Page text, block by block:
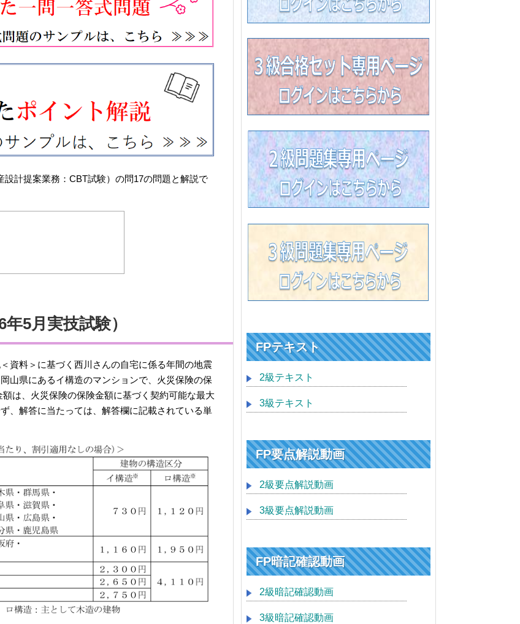
計提案業務：CBT試験）の問17の問題と解説で
5月実技試験）
資料＞に基づく西川さんの自宅に係る年間の地震
山県にあるイ構造のマンションで、火災保険の保
は、火災保険の保険金額に基づく契約可能な最大
、解答に当たっては、解答欄に記載されている単
FPテキスト
2級テキスト
3級テキスト
FP要点解説動画
2級要点解説動画
3級要点解説動画
FP暗記確認動画
2級暗記確認動画
3級暗記確認動画